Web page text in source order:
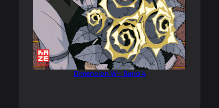
Dimension W – Band 4